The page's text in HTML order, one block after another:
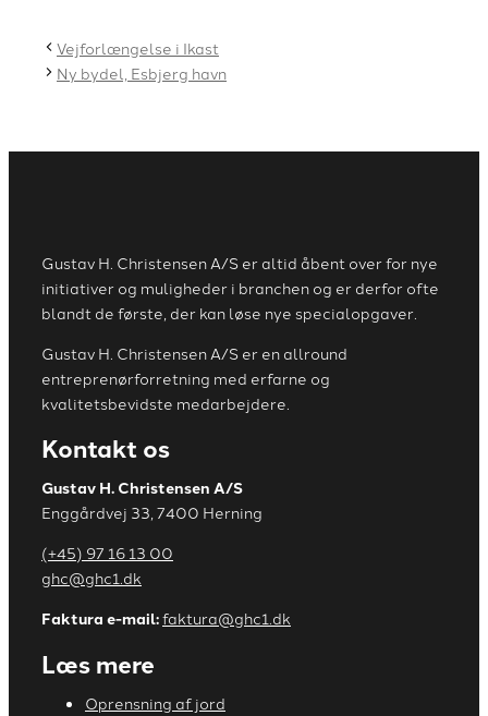
Vejforlængelse i Ikast
Ny bydel, Esbjerg havn
Gustav H. Christensen A/S er altid åbent over for nye
initiativer og muligheder i branchen og er derfor ofte
blandt de første, der kan løse nye specialopgaver.
Gustav H. Christensen A/S er en allround
entreprenørforretning med erfarne og
kvalitetsbevidste medarbejdere.
Kontakt os
Gustav H. Christensen A/S
Enggårdvej 33, 7400 Herning
(+45) 97 16 13 00
ghc@ghc1.dk
Faktura e-mail:faktura@ghc1.dk
Læs mere
Oprensning af jord